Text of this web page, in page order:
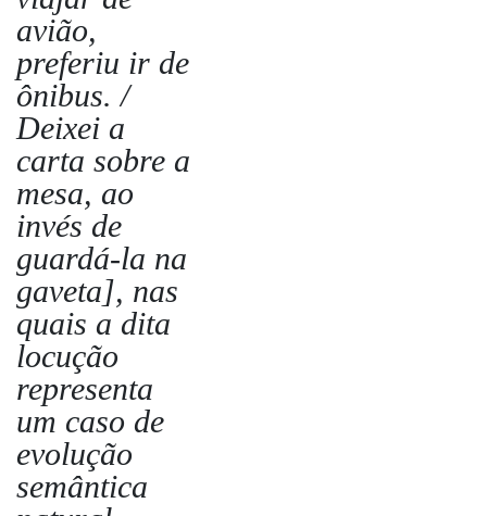
avião,
preferiu ir de
ônibus. /
Deixei a
carta sobre a
mesa, ao
invés de
guardá-la na
gaveta], nas
quais a dita
locução
representa
um caso de
evolução
semântica